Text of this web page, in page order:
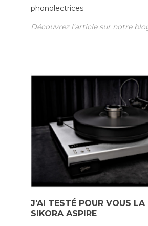
phonolectrices
Découvrez l'article sur notre
J'AI TESTÉ POUR VOUS LA
SIKORA ASPIRE